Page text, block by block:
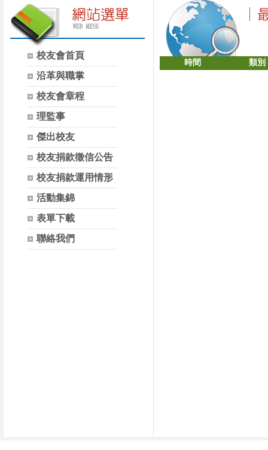
校友會首頁
沿革與職掌
校友會章程
理監事
傑出校友
校友捐款徵信公告
校友捐款運用情形
活動集錦
表單下載
聯絡我們
時間 類別